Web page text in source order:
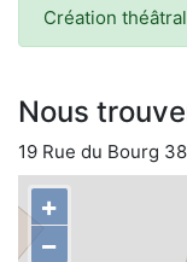
Création
Nous
19 Rue du Bourg
+
−